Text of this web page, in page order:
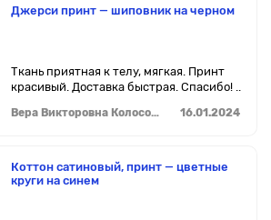
Джерси принт — шиповник на черном
Ткань приятная к телу, мягкая. Принт
красивый. Доставка быстрая. Спасибо! ..
Вера Викторовна Колосова 16.01.2024
Коттон сатиновый, принт — цветные
круги на синем